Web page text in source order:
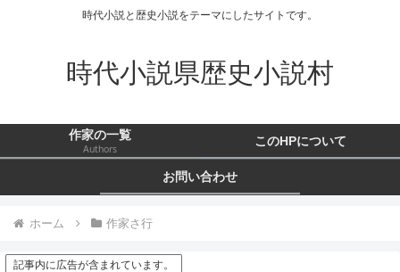
時代小説と歴史小説をテーマにしたサイトです。
時代小説県歴史小説村
作家の一覧
Authors
このHPについて
お問い合わせ
ホーム 作家さ行
記事内に広告が含まれています。